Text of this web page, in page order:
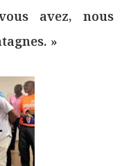
avez, nous
»